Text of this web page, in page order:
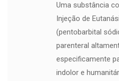
Uma substância
Injeção de
(pentobarbital
parenteral
especificamente
indolor e